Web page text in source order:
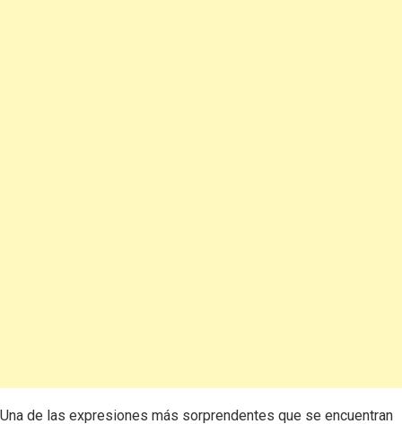
Una de las expresiones más sorprendentes que se encuentran